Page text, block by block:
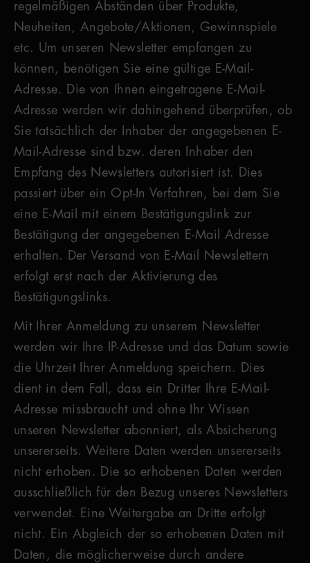
regelmäßigen Abständen über Produkte,
Neuheiten, Angebote/Aktionen, Gewinnspiele
etc. Um unseren Newsletter empfangen zu
können, benötigen Sie eine gültige E-Mail-
Adresse. Die von Ihnen eingetragene E-Mail-
Adresse werden wir dahingehend überprüfen, ob
Sie tatsächlich der Inhaber der angegebenen E-
Mail-Adresse sind bzw. deren Inhaber den
Empfang des Newsletters autorisiert ist. Dies
passiert über ein Opt-In Verfahren, bei dem Sie
eine E-Mail mit einem Bestätigungslink zur
Bestätigung der angegebenen E-Mail Adresse
erhalten. Der Versand von E-Mail Newslettern
erfolgt erst nach der Aktivierung des
Bestätigungslinks.
Mit Ihrer Anmeldung zu unserem Newsletter
werden wir Ihre IP-Adresse und das Datum sowie
die Uhrzeit Ihrer Anmeldung speichern. Dies
dient in dem Fall, dass ein Dritter Ihre E-Mail-
Adresse missbraucht und ohne Ihr Wissen
unseren Newsletter abonniert, als Absicherung
unsererseits. Weitere Daten werden unsererseits
nicht erhoben. Die so erhobenen Daten werden
ausschließlich für den Bezug unseres Newsletters
verwendet. Eine Weitergabe an Dritte erfolgt
nicht. Ein Abgleich der so erhobenen Daten mit
Daten, die möglicherweise durch andere